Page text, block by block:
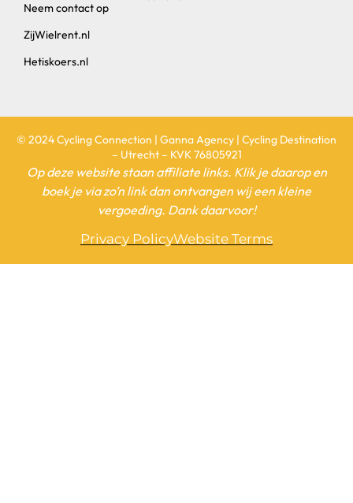
Neem contact op
ZijWielrent.nl
Hetiskoers.nl
© 2024 Cycling Connection | Ganna Agency | Cycling Destination
– Utrecht – KVK 76805921
Op deze website staan affiliate links. Klik je daarop en
boek je via zo’n link dan ontvangen wij een kleine
vergoeding. Dank daarvoor!
Privacy PolicyWebsite Terms